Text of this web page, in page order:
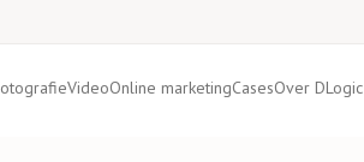
VideoOnline marketingCasesOver DLogic